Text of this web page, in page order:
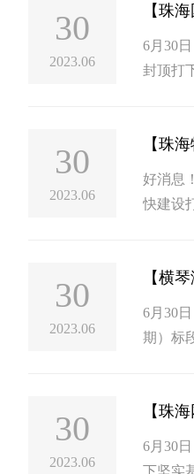
团各
30
2023.06
【珠
6月30
封顶打
30
2023.06
【珠
好消息
快建设
30
2023.06
【横
6月30
期）标
30
2023.06
【珠
6月30
下坚实